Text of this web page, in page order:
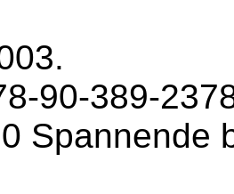
90-389-
Spannende